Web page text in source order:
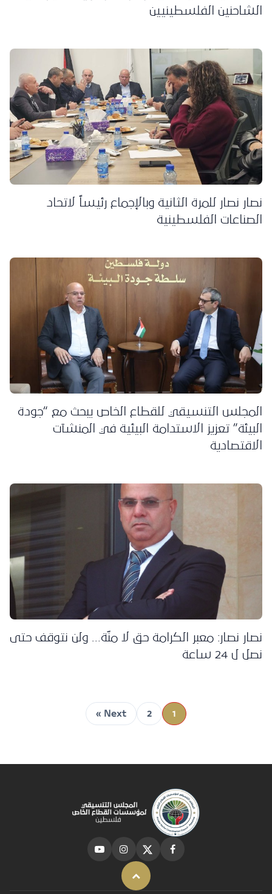
الشاحنين الفلسطينيين
نصار نصار للمرة الثانية وبالإجماع رئيساً لاتحاد
الصناعات الفلسطينية
المجلس التنسيقي للقطاع الخاص يبحث مع “جودة
البيئة” تعزيز الاستدامة البيئية في المنشآت
الاقتصادية
نصار نصار: معبر الكرامة حق لا منّة… ولن نتوقف حتى
نصل ل 24 ساعة
1
2
Next »
Back to top